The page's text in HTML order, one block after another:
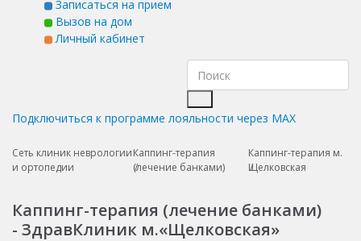
Записаться на прием
Вызов на дом
Личный кабинет
Подключиться к программе лояльности через MAX
Сеть клиник неврологии
и ортопедии
Каппинг-терапия
(лечение банками)
Каппинг-терапия м.
Щелковская
Каппинг-терапия (лечение банками)
- ЗдравКлиник м.«Щелковская»